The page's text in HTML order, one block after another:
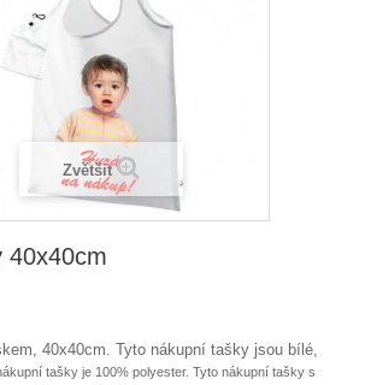
Zvětšit
40x40cm
40x40cm. Tyto nákupní tašky jsou bílé,
tašky je 100% polyester. Tyto nákupní tašky s